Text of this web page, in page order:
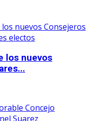
los nuevos